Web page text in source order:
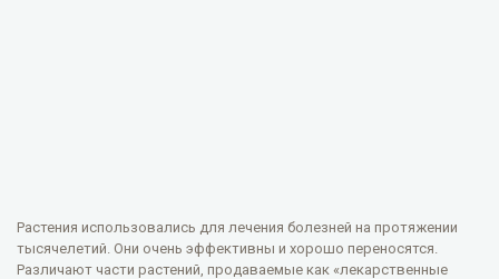
Растения использовались для лечения болезней на протяжении
тысячелетий. Они очень эффективны и хорошо переносятся.
Различают части растений, продаваемые как «лекарственные